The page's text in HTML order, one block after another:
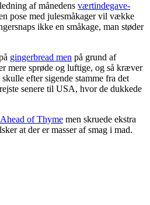
af månedens værtindegave-
pose med julesmåkager vil vække
ikke en småkage, man støder
gingerbread men på grund af
mere sprøde og luftige, og så kræver
efter sigende stamme fra det
senere til USA, hvor de dukkede
Ahead of Thyme men skruede ekstra
at der er masser af smag i mad.